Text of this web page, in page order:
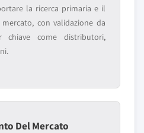
la ricerca primaria e il
con validazione da
chiave come distributori,
Del Mercato